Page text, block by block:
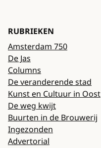
RUBRIEKEN
Amsterdam 750
De Jas
Columns
De veranderende stad
Kunst en Cultuur in Oost
De weg kwijt
Buurten in de Brouwerij
Ingezonden
Advertorial